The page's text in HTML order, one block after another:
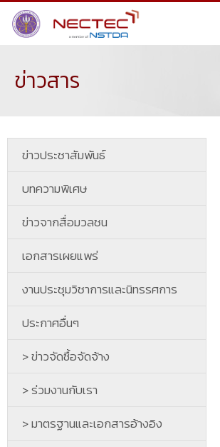
ข่าวสาร
ข่าวประชาสัมพันธ์
บทความพิเศษ
ข่าวจากสื่อมวลชน
เอกสารเผยแพร่
งานประชุมวิชาการและนิทรรศการ
ประกาศอื่นๆ
> ข่าวจัดซื้อจัดจ้าง
> ร่วมงานกับเรา
> มาตรฐานและเอกสารอ้างอิง